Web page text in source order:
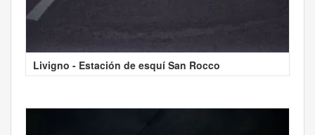
Livigno - Estación de esquí San Rocco